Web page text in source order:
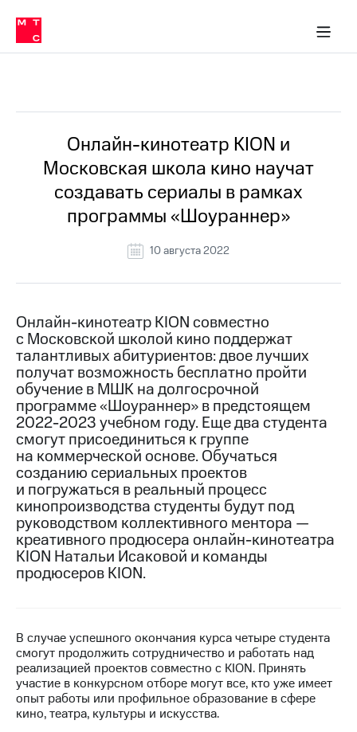
Медиа-центр
и акционерам
Устойчивое развитие
Комплаенс и деловая этика
компании
Карьера
История
компании
Руководство
региона
информация
Медиа-центр
Пресс-
релизы
МТС
о технологиях
Достижения
Интервью
Финансовая
отчетность
Контакты
Новости
в
Корпоративное
управление
Корпоративный
секретарь
Раскрытие
в МТС
Пресс-
релизы
МТС
о технологиях
Онлайн-кинотеатр KION и
Московская школа кино научат
создавать сериалы в рамках
программы «Шоураннер»
10 августа 2022
Онлайн-кинотеатр KION совместно
с Московской школой кино поддержат
талантливых абитуриентов: двое лучших
получат возможность бесплатно пройти
обучение в МШК на долгосрочной
программе «Шоураннер» в предстоящем
2022-2023 учебном году. Еще два студента
смогут присоединиться к группе
на коммерческой основе. Обучаться
созданию сериальных проектов
и погружаться в реальный процесс
кинопроизводства студенты будут под
руководством коллективного ментора —
креативного продюсера онлайн-кинотеатра
KION Натальи Исаковой и команды
продюсеров KION.
В случае успешного окончания курса четыре студента
смогут продолжить сотрудничество и работать над
реализацией проектов совместно с KION. Принять
участие в конкурсном отборе могут все, кто уже имеет
опыт работы или профильное образование в сфере
кино, театра, культуры и искусства.